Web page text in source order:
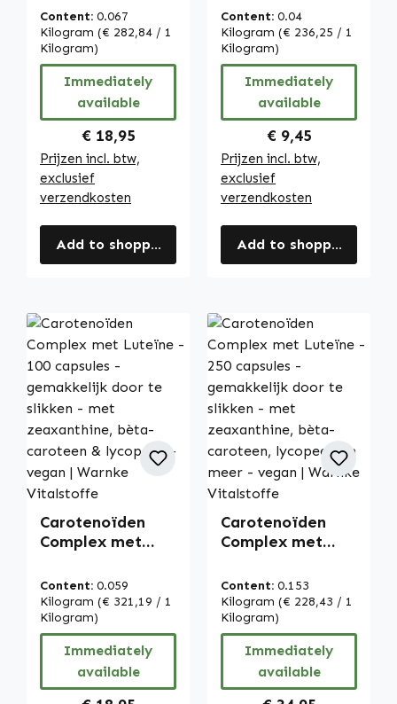
capsules - vegan |
Warnke
Vitalstoffe
Content: 0.067
Kilogram (€ 282,84 / 1
Kilogram)
Immediately
available
Regular price:
€ 18,95
Prijzen incl. btw,
exclusief
verzendkosten
Add to shopping cart
carotenoïde -
provitamine A |
Warnke
Vitalstoffe
Content: 0.04
Kilogram (€ 236,25 / 1
Kilogram)
Immediately
available
Regular price:
€ 9,45
Prijzen incl. btw,
exclusief
verzendkosten
Add to shopping cart
Carotenoïden
Complex met
capsules -
gemakkelijk door
te slikken - met
zeaxanthine,
bèta-caroteen &
lycopeen - vegan
| Warnke
Content: 0.059
Kilogram (€ 321,19 / 1
Kilogram)
Immediately
available
Carotenoïden
Complex met
capsules -
gemakkelijk door
te slikken - met
zeaxanthine,
bèta-caroteen,
lycopeen en
meer - vegan |
Content: 0.153
Kilogram (€ 228,43 / 1
Kilogram)
Immediately
available